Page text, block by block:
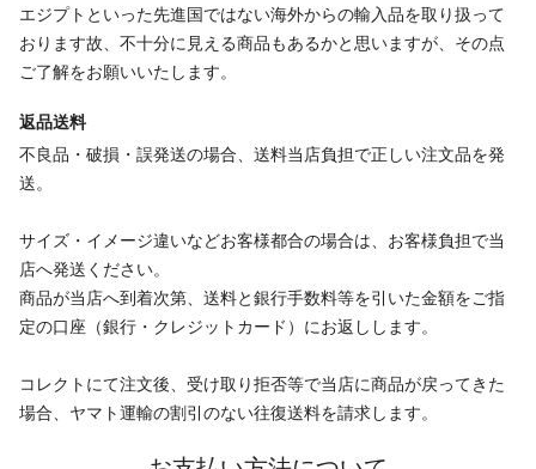
エジプトといった先進国ではない海外からの輸入品を取り扱って
おります故、不十分に見える商品もあるかと思いますが、その点
ご了解をお願いいたします。
返品送料
不良品・破損・誤発送の場合、送料当店負担で正しい注文品を発
送。
サイズ・イメージ違いなどお客様都合の場合は、お客様負担で当
店へ発送ください。
商品が当店へ到着次第、送料と銀行手数料等を引いた金額をご指
定の口座（銀行・クレジットカード）にお返しします。
コレクトにて注文後、受け取り拒否等で当店に商品が戻ってきた
場合、ヤマト運輸の割引のない往復送料を請求します。